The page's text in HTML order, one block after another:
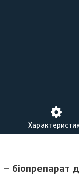
біопрепарат